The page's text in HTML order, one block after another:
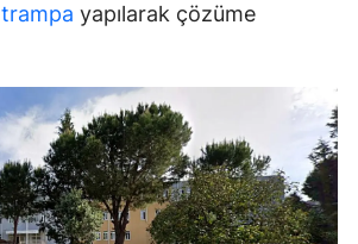
trampa yapılarak çözüme